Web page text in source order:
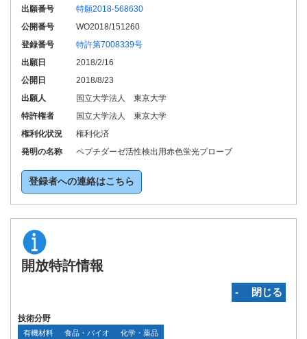
出願番号
特願2018-568630
公開番号
WO2018/151260
登録番号
特許第7008339号
出願日
2018/2/16
公開日
2018/8/23
出願人
国立大学法人 東京大学
特許権者
国立大学法人 東京大学
権利化状況
権利化済
発明の名称
ペプチダーゼ活性検出用赤色蛍光プローブ
登録者への連絡はこちら
開放特許情報
‐ 閉じる
技術分野
有機材料 食品・バイオ 化学・薬品